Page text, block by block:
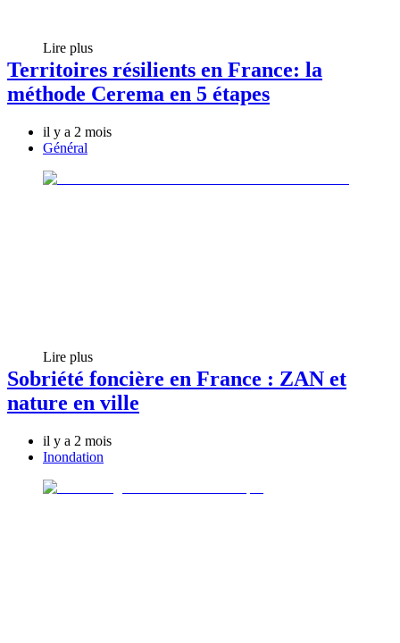
Lire plus
Territoires résilients en France: la
méthode Cerema en 5 étapes
il y a 2 mois
Général
Lire plus
Sobriété foncière en France : ZAN et
nature en ville
il y a 2 mois
Inondation